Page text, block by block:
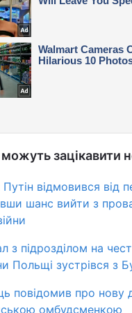
зацікавити
Путін відмовився від
шанс вийти з
з підрозділом на
Польщі зустрівся з
повідомив про нову
омбудсменкою